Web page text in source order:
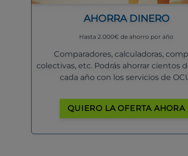
AHORRA DINERO
Hasta 2.000€ de ahorro por año
Comparadores, calculadoras,
colectivas, etc. Podrás ahorrar cientos
cada año con los servicios de
QUIERO LA OFERTA AHORA